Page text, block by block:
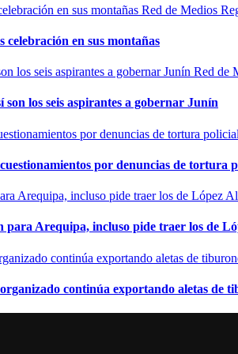
Red de Medios
en sus montañas
Red de
los seis aspirantes a gobernar Junín
por denuncias de tortura
Arequipa, incluso pide traer los de
continúa exportando aletas de